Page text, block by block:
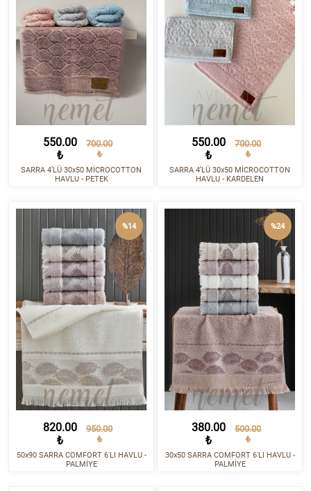
550.00
₺
700.00
₺
SARRA 4’LÜ 30x50 MİCROCOTTON
HAVLU - PETEK
550.00
₺
700.00
₺
SARRA 4’LÜ 30x50 MİCROCOTTON
HAVLU - KARDELEN
820.00
₺
950.00
₺
50x90 SARRA COMFORT 6'LI HAVLU -
PALMİYE
%14
380.00
₺
500.00
₺
30x50 SARRA COMFORT 6'LI HAVLU -
PALMİYE
%24